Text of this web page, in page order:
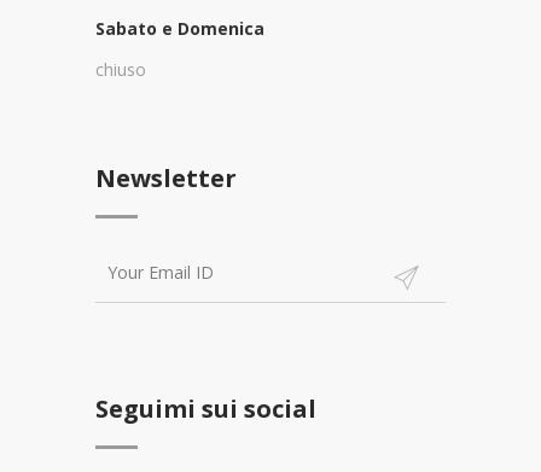
Sabato e Domenica
chiuso
Newsletter
Seguimi sui social